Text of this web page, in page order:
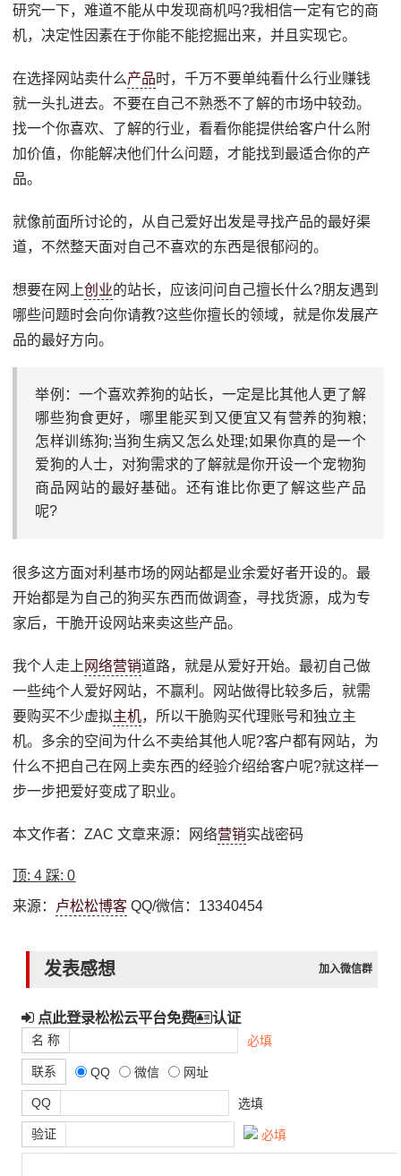
研究一下，难道不能从中发现商机吗?我相信一定有它的商
机，决定性因素在于你能不能挖掘出来，并且实现它。
在选择网站卖什么产品时，千万不要单纯看什么行业赚钱
就一头扎进去。不要在自己不熟悉不了解的市场中较劲。
找一个你喜欢、了解的行业，看看你能提供给客户什么附
加价值，你能解决他们什么问题，才能找到最适合你的产
品。
就像前面所讨论的，从自己爱好出发是寻找产品的最好渠
道，不然整天面对自己不喜欢的东西是很郁闷的。
想要在网上创业的站长，应该问问自己擅长什么?朋友遇到
哪些问题时会向你请教?这些你擅长的领域，就是你发展产
品的最好方向。
举例：一个喜欢养狗的站长，一定是比其他人更了解
哪些狗食更好，哪里能买到又便宜又有营养的狗粮;
怎样训练狗;当狗生病又怎么处理;如果你真的是一个
爱狗的人士，对狗需求的了解就是你开设一个宠物狗
商品网站的最好基础。还有谁比你更了解这些产品
呢?
很多这方面对利基市场的网站都是业余爱好者开设的。最
开始都是为自己的狗买东西而做调查，寻找货源，成为专
家后，干脆开设网站来卖这些产品。
我个人走上 网络营销道路，就是从爱好开始。最初自己做
一些纯个人爱好网站，不赢利。网站做得比较多后，就需
要购买不少虚拟主机，所以干脆购买代理账号和独立主
机。多余的空间为什么不卖给其他人呢?客户都有网站，为
什么不把自己在网上卖东西的经验介绍给客户呢?就这样一
步一步把爱好变成了职业。
本文作者：ZAC 文章来源：网络营销实战密码
顶:4 踩:0
来源： 卢松松博客 QQ/微信：13340454
发表感想 加入微信群
点此登录松松云平台免费 认证
名 称 必填
联系 QQ 微信 网址
QQ 选填
验证 必填